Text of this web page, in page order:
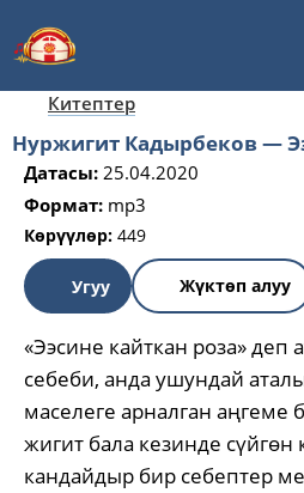
Китептер
Нуржигит Кадырбеков —
Датасы: 25.04.2020
Формат: mp3
Көрүүлөр: 449
Угуу Жүктөп алуу
«Ээсине кайткан роза»
себеби, анда ушундай
маселеге арналган аңгеме
жигит бала кезинде
кандайдыр бир себептер